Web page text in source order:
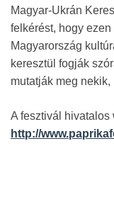
Magyar-Ukrán
felkérést, hogy
Magyarország
keresztül fogják
mutatják meg
A fesztivál hivatalos
http://